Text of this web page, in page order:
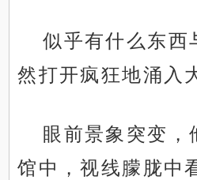
似乎有什么东西
然打开疯狂地涌入
眼前景象突变，
馆中，视线朦胧中